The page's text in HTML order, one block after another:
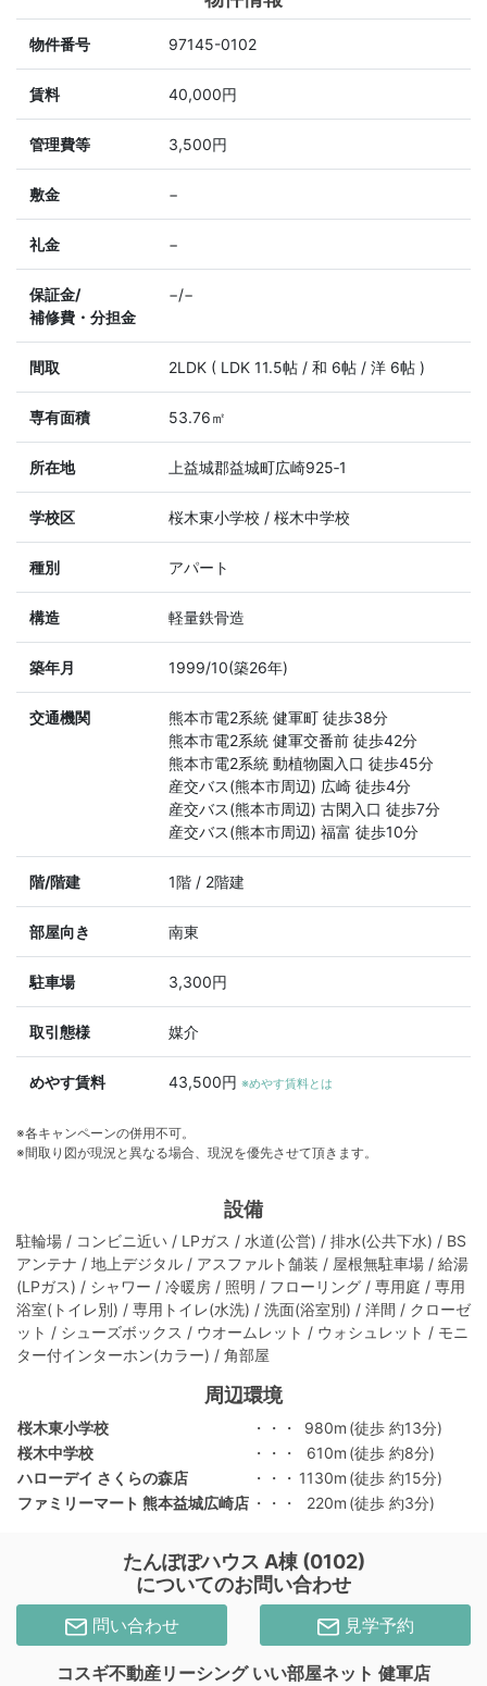
物件番号 97145-0102
賃料 40,000円
管理費等 3,500円
敷金 −
礼金 −
保証金/
補修費・分担金
−/−
間取 2LDK ( LDK 11.5帖 / 和 6帖 / 洋 6帖 )
専有面積 53.76㎡
所在地 上益城郡益城町広崎925‐1
学校区 桜木東小学校 / 桜木中学校
種別 アパート
構造 軽量鉄骨造
築年月 1999/10(築26年)
交通機関
熊本市電2系統 健軍町 徒歩38分
熊本市電2系統 健軍交番前 徒歩42分
熊本市電2系統 動植物園入口 徒歩45分
産交バス(熊本市周辺) 広崎 徒歩4分
産交バス(熊本市周辺) 古閑入口 徒歩7分
産交バス(熊本市周辺) 福富 徒歩10分
階/階建 1階 / 2階建
部屋向き 南東
駐車場 3,300円
取引態様 媒介
めやす賃料 43,500円 ※めやす賃料とは
※各キャンペーンの併用不可。
※間取り図が現況と異なる場合、現況を優先させて頂きます。
設備
駐輪場 / コンビニ近い / LPガス / 水道(公営) / 排水(公共下水) / BS
アンテナ / 地上デジタル / アスファルト舗装 / 屋根無駐車場 / 給湯
(LPガス) / シャワー / 冷暖房 / 照明 / フローリング / 専用庭 / 専用
浴室(トイレ別) / 専用トイレ(水洗) / 洗面(浴室別) / 洋間 / クローゼ
ット / シューズボックス / ウオームレット / ウォシュレット / モニ
ター付インターホン(カラー) / 角部屋
周辺環境
桜木東小学校 ・・・ 980m (徒歩 約13分)
桜木中学校
・・・ 610m (徒歩 約8分)
ハローデイ さくらの森店
・・・ 1130m (徒歩 約15分)
ファミリーマート 熊本益城広崎店 ・・・ 220m (徒歩 約3分)
たんぽぽハウス A棟 (0102)
についてのお問い合わせ
問い合わせ 見学予約
コスギ不動産リーシング いい部屋ネット 健軍店